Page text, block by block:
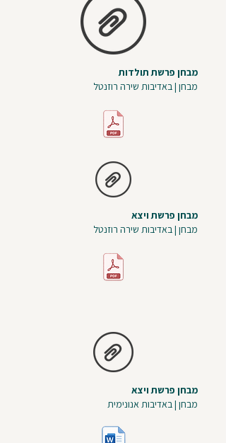
מבחן פרשת תולדות
מבחן | באדיבות שירה רוזנטל
מבחן פרשת ויצא
מבחן | באדיבות שירה רוזנטל
מבחן פרשת ויצא
מבחן | באדיבות אנונימית